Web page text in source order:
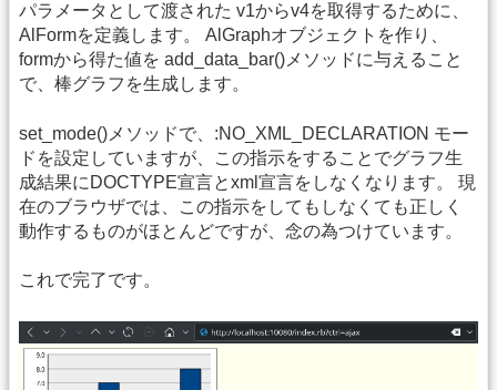
パラメータとして渡された v1からv4を取得するために、
AlFormを定義します。 AlGraphオブジェクトを作り、
formから得た値を add_data_bar()メソッドに与えること
で、棒グラフを生成します。
set_mode()メソッドで、:NO_XML_DECLARATION モー
ドを設定していますが、この指示をすることでグラフ生
成結果にDOCTYPE宣言とxml宣言をしなくなります。 現
在のブラウザでは、この指示をしてもしなくても正しく
動作するものがほとんどですが、念の為つけています。
これで完了です。